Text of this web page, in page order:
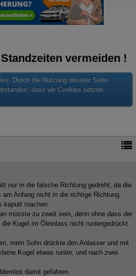
vermeiden !
Durch die Nutzung unserer Seite
dass wir Cookies setzen.
nur in die falsche Richtung gedreht, da die
Anfang nicht in die richtige Richtung.
kaputt machen.
müsste zu zweit sein, denn ohne dass der
die Kugel im Öleinlass nicht runtergedrückt
mein Sohn drückte den Anlasser und mit
Kugel etwas runter, und nach zwei
damit gefahren.